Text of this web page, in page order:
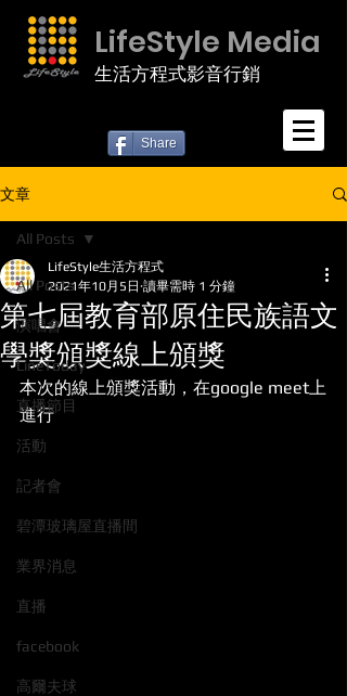
LifeStyle Media
生活方程式影音行銷
Share
文章
All Posts
演唱會
LineToday
直播節目
活動
記者會
碧潭玻璃屋直播間
業界消息
直播
facebook
高爾夫球
All Posts
第七屆教育部原住民族語文
學獎頒獎線上頒獎
LifeStyle生活方程式
2021年10月5日 讀畢需時 1 分鐘
本次的線上頒獎活動，在google meet上
進行